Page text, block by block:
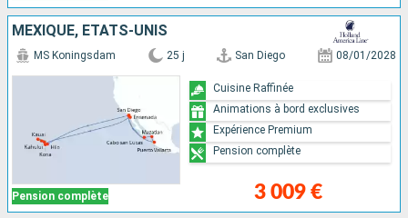
MEXIQUE, ÉTATS-UNIS
Pension complète
MS Koningsdam 25 j San Diego 08/01/2028
3 009 €
Cuisine Raffinée
Animations à bord exclusives
Expérience Premium
Pension complète